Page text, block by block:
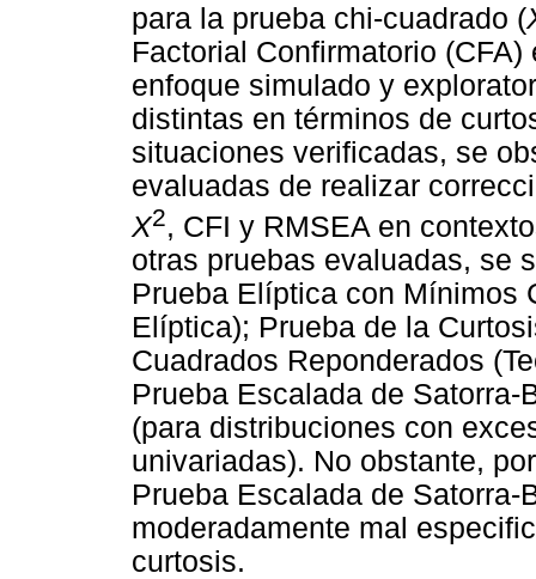
para la prueba chi-cuadrado (
Factorial Confirmatorio
enfoque simulado y
distintas en términos de
situaciones verificadas, se
evaluadas de realizar
X2, CFI y RMSEA en
otras pruebas evaluadas, se
Prueba Elíptica con Mínimos
Elíptica); Prueba de la
Cuadrados Reponderados
Prueba Escalada de
(para distribuciones con
univariadas). No obstante,
Prueba Escalada de
moderadamente mal
curtosis.